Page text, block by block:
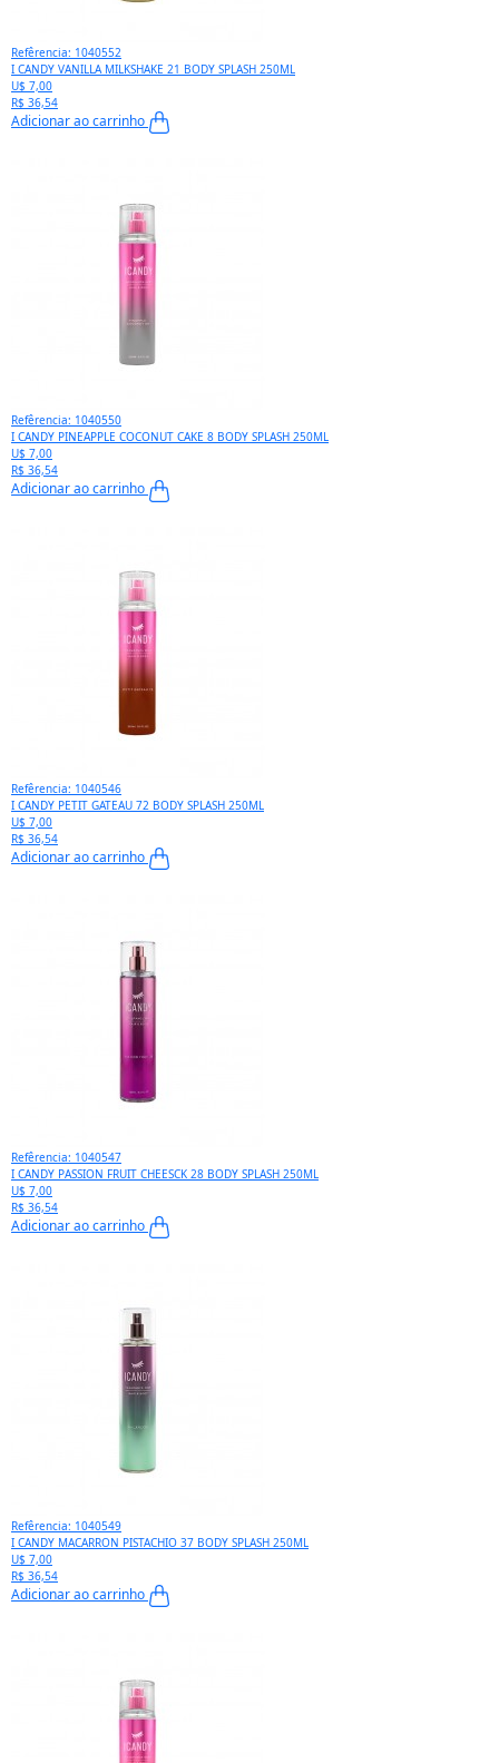
Refêrencia: 1040552
I CANDY VANILLA MILKSHAKE 21 BODY SPLASH 250ML
U$ 7,00
R$ 36,54
Adicionar ao carrinho
Refêrencia: 1040550
I CANDY PINEAPPLE COCONUT CAKE 8 BODY SPLASH 250ML
U$ 7,00
R$ 36,54
Adicionar ao carrinho
Refêrencia: 1040546
I CANDY PETIT GATEAU 72 BODY SPLASH 250ML
U$ 7,00
R$ 36,54
Adicionar ao carrinho
Refêrencia: 1040547
I CANDY PASSION FRUIT CHEESCK 28 BODY SPLASH 250ML
U$ 7,00
R$ 36,54
Adicionar ao carrinho
Refêrencia: 1040549
I CANDY MACARRON PISTACHIO 37 BODY SPLASH 250ML
U$ 7,00
R$ 36,54
Adicionar ao carrinho